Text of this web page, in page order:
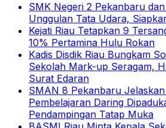
SMK Negeri 2 Pekanbaru
Unggulan Tata Udara,
Kejati Riau Tetapkan 9
10% Pertamina Hulu Rokan
Kadis Disdik Riau Bungkam
Sekolah Mark-up Seragam,
Surat Edaran
SMAN 8 Pekanbaru
Pembelajaran Daring
Pendampingan Tatap Muka